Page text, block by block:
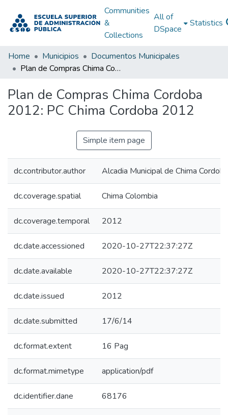
Communities
&
Collections
All of
DSpace
Statistics
Home Municipios
Documentos Municipales
Plan de Compras Chima Cordoba 2012: PC Chima Cordoba 2012
Plan de Compras Chima Cordoba
2012: PC Chima Cordoba 2012
Simple item page
dc.contributor.author Alcadia Municipal de Chima Cordoba
dc.coverage.spatial Chima Colombia
dc.coverage.temporal 2012
dc.date.accessioned 2020-10-27T22:37:27Z
dc.date.available 2020-10-27T22:37:27Z
dc.date.issued 2012
dc.date.submitted 17/6/14
dc.format.extent 16 Pag
dc.format.mimetype application/pdf
dc.identifier.dane 68176